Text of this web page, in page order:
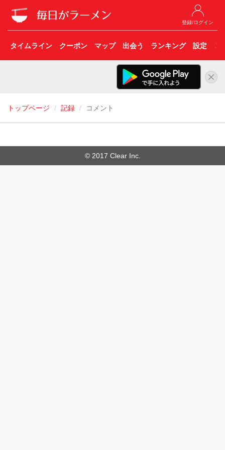
登録/ログイン
タイムライン クーポン マップ 出会う ランキング 設定 こ
トップページ 記録 コメント
© 2017 Clear Inc.